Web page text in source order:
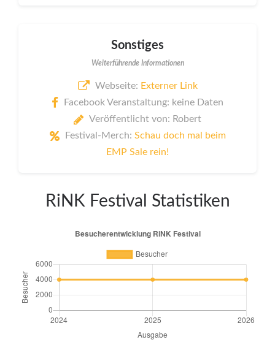
Sonstiges
Weiterführende Informationen
Webseite: Externer Link
Facebook Veranstaltung: keine Daten
Veröffentlicht von: Robert
Festival-Merch: Schau doch mal beim
EMP Sale rein!
RiNK Festival Statistiken